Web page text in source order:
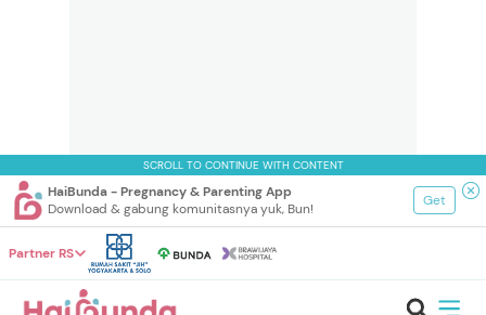
SCROLL TO CONTINUE WITH CONTENT
HaiBunda - Pregnancy & Parenting App
Download & gabung komunitasnya yuk, Bun!
Get
Partner RS